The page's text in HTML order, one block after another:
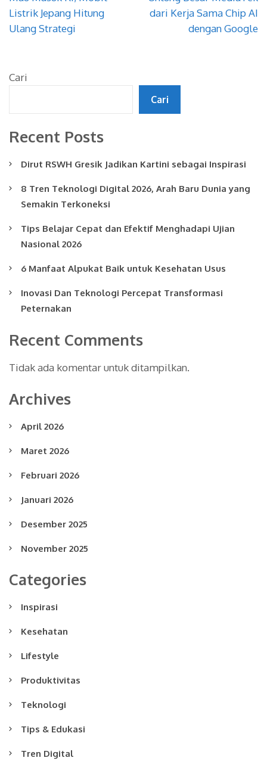
pos
Listrik Jepang Hitung
Ulang Strategi
dari Kerja Sama Chip AI
dengan Google
Cari
Cari
Recent Posts
Dirut RSWH Gresik Jadikan Kartini sebagai Inspirasi
8 Tren Teknologi Digital 2026, Arah Baru Dunia yang
Semakin Terkoneksi
Tips Belajar Cepat dan Efektif Menghadapi Ujian
Nasional 2026
6 Manfaat Alpukat Baik untuk Kesehatan Usus
Inovasi Dan Teknologi Percepat Transformasi
Peternakan
Recent Comments
Tidak ada komentar untuk ditampilkan.
Archives
April 2026
Maret 2026
Februari 2026
Januari 2026
Desember 2025
November 2025
Categories
Inspirasi
Kesehatan
Lifestyle
Produktivitas
Teknologi
Tips & Edukasi
Tren Digital